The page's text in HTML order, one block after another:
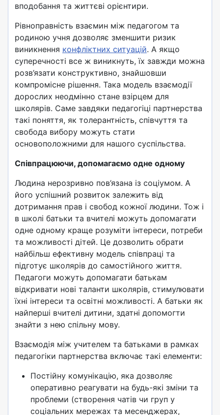
вподобання та життєві орієнтири.
Рівноправність взаємин між педагогом та
родиною учня дозволяє зменшити ризик
виникнення конфліктних ситуацій. А якщо
суперечності все ж виникнуть, їх завжди можна
розв’язати конструктивно, знайшовши
компромісне рішення. Така модель взаємодії
дорослих неодмінно стане взірцем для
школярів. Саме завдяки педагогіці партнерства
такі поняття, як толерантність, співчуття та
свобода вибору можуть стати
основоположними для нашого суспільства.
Співпрацюючи, допомагаємо одне одному
Людина нерозривно пов’язана із соціумом. А
його успішний розвиток залежить від
дотримання прав і свобод кожної людини. Тож і
в школі батьки та вчителі можуть допомагати
одне одному краще розуміти інтереси, потреби
та можливості дітей. Це дозволить обрати
найбільш ефективну модель співпраці та
підготує школярів до самостійного життя.
Педагоги можуть допомагати батькам
відкривати нові таланти школярів, стимулювати
їхні інтереси та освітні можливості. А батьки як
найперші вчителі дитини, здатні допомогти
знайти з нею спільну мову.
Взаємодія між учителем та батьками в рамках
педагогіки партнерства включає такі елементи:
Постійну комунікацію, яка дозволяє
оперативно реагувати на будь-які зміни та
проблеми (створення чатів чи груп у
соціальних мережах та месенджерах,